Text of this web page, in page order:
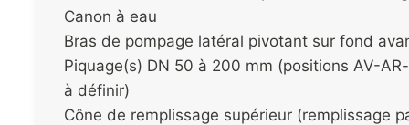
Canon à eau
Bras de pompage latéral pivotant sur fond
Piquage(s) DN 50 à 200 mm (positions AV-
à définir)
Cône de remplissage supérieur (remplissage